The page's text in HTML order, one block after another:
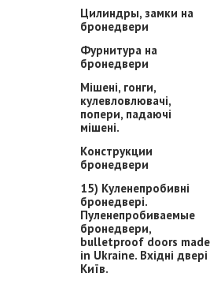
Цилиндры, замки на
бронедвери
Фурнитура на
бронедвери
Мішені, гонги,
кулевловлювачі,
попери, падаючі
мішені.
Конструкции
бронедвери
15) Куленепробивні
бронедвері.
Пуленепробиваемые
бронедвери,
bulletproof doors made
in Ukraine. Вхідні двері
Київ.